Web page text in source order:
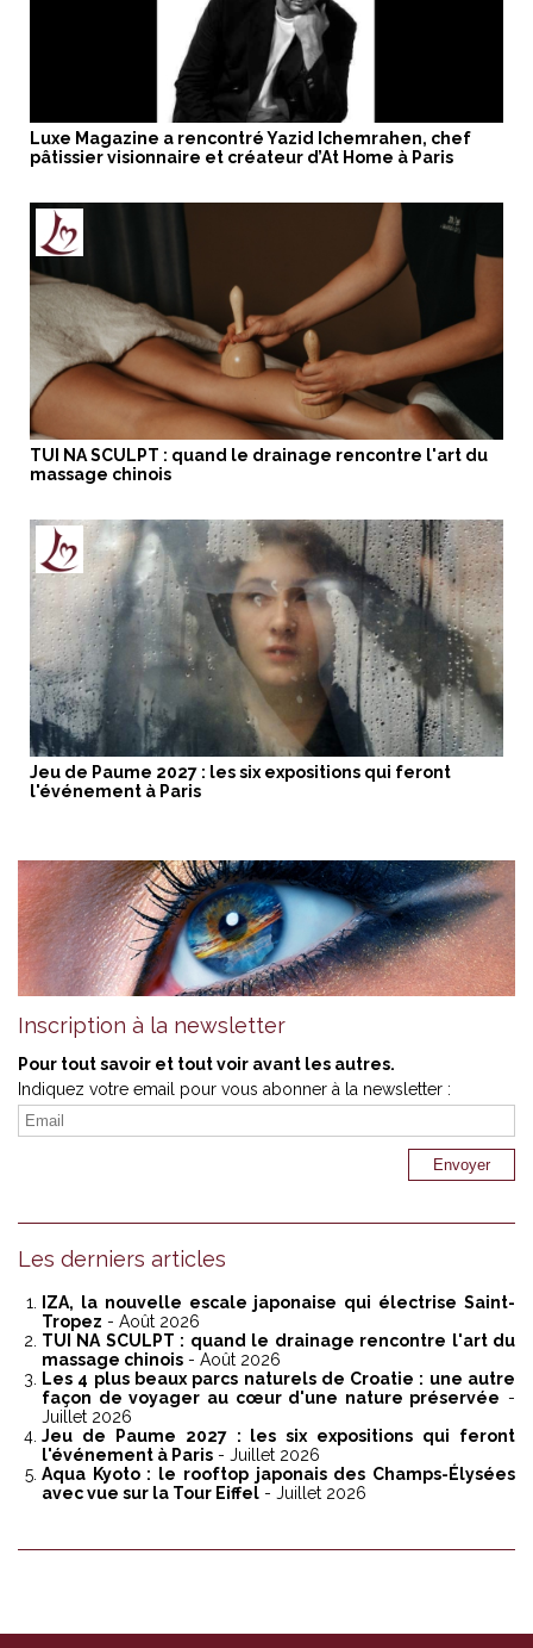
Luxe Magazine a rencontré Yazid Ichemrahen, chef
pâtissier visionnaire et créateur d’At Home à Paris
TUI NA SCULPT : quand le drainage rencontre l'art du
massage chinois
Jeu de Paume 2027 : les six expositions qui feront
l'événement à Paris
Inscription à la newsletter
Pour tout savoir et tout voir avant les autres.
Indiquez votre email pour vous abonner à la newsletter :
Les derniers articles
IZA, la nouvelle escale japonaise qui électrise Saint-
Tropez - Août 2026
TUI NA SCULPT : quand le drainage rencontre l'art du
massage chinois - Août 2026
Les 4 plus beaux parcs naturels de Croatie : une autre
façon de voyager au cœur d'une nature préservée -
Juillet 2026
Jeu de Paume 2027 : les six expositions qui feront
l'événement à Paris - Juillet 2026
Aqua Kyoto : le rooftop japonais des Champs-Élysées
avec vue sur la Tour Eiffel - Juillet 2026